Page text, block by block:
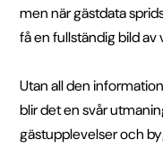
men när gästdata
få en fullständig bild
Utan all den
blir det en svår
gästupplevelser och